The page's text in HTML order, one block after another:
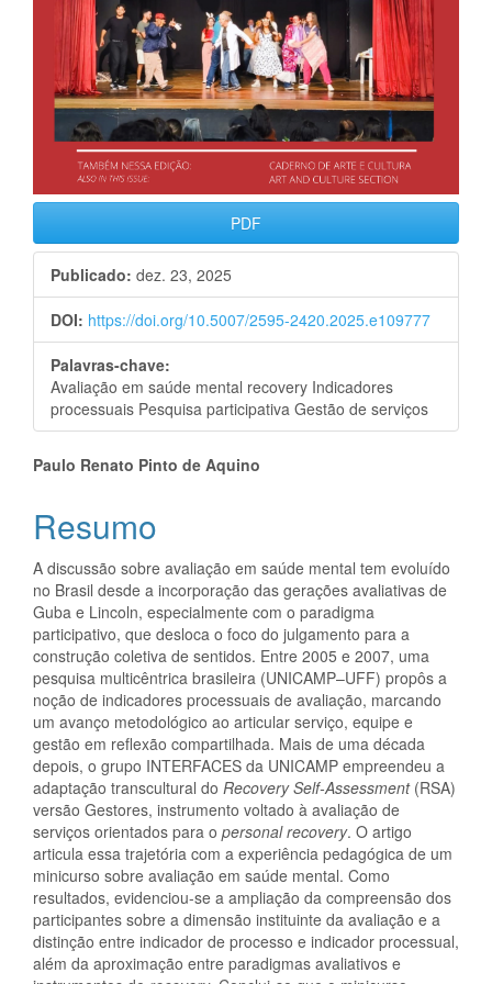
PDF
Publicado: dez. 23, 2025
DOI: https://doi.org/10.5007/2595-2420.2025.e109777
Palavras-chave:
Avaliação em saúde mental recovery Indicadores
processuais Pesquisa participativa Gestão de serviços
Conteúdo
do
artigo
principal
Paulo Renato Pinto de Aquino
Resumo
A discussão sobre avaliação em saúde mental tem evoluído
no Brasil desde a incorporação das gerações avaliativas de
Guba e Lincoln, especialmente com o paradigma
participativo, que desloca o foco do julgamento para a
construção coletiva de sentidos. Entre 2005 e 2007, uma
pesquisa multicêntrica brasileira (UNICAMP–UFF) propôs a
noção de indicadores processuais de avaliação, marcando
um avanço metodológico ao articular serviço, equipe e
gestão em reflexão compartilhada. Mais de uma década
depois, o grupo INTERFACES da UNICAMP empreendeu a
adaptação transcultural do Recovery Self-Assessment(RSA)
versão Gestores, instrumento voltado à avaliação de
serviços orientados para o personal recovery. O artigo
articula essa trajetória com a experiência pedagógica de um
minicurso sobre avaliação em saúde mental. Como
resultados, evidenciou-se a ampliação da compreensão dos
participantes sobre a dimensão instituinte da avaliação e a
distinção entre indicador de processo e indicador processual,
além da aproximação entre paradigmas avaliativos e